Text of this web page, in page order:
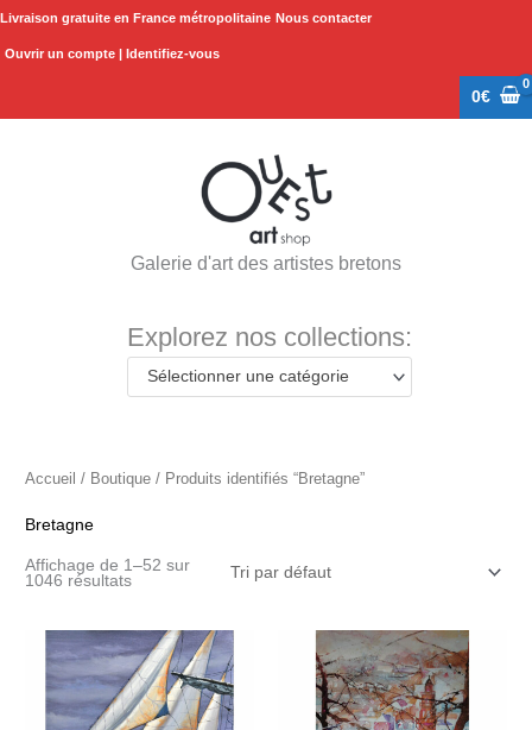
Aller
Livraison gratuite en France métropolitaine Nous contacter
Ouvrir un compte | Identifiez-vous
0€
Galerie d'art des artistes bretons
Explorez nos collections:
Sélectionner une catégorie
Accueil / Boutique / Produits identifiés “Bretagne”
Bretagne
Affichage de 1–52 sur
1046 résultats